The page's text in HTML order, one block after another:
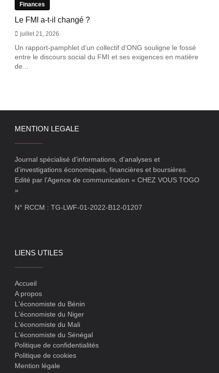
Finances
Le FMI a-t-il changé ?
juillet 21, 2026
Un rapport-pamphlet d’un collectif d’ONG souligne le fossé
entre le discours social du FMI et ses exigences en matière
de...
MENTION LEGALE
Journal spécialisé d’informations, d’analyses et
d’investigations économiques, financières et boursières.
Edité par l’Agence de communication « CHEZ VOUS TOGO
»
N° RCCM : TG-LWF-01-2022-B12-01207
LIENS UTILES
Accueil
A propos
L'économiste du Bénin
L'économiste du Niger
L'économiste du Mali
L'économiste du Sénégal
Politique de confidentialités
Politique de cookies
Mention légale